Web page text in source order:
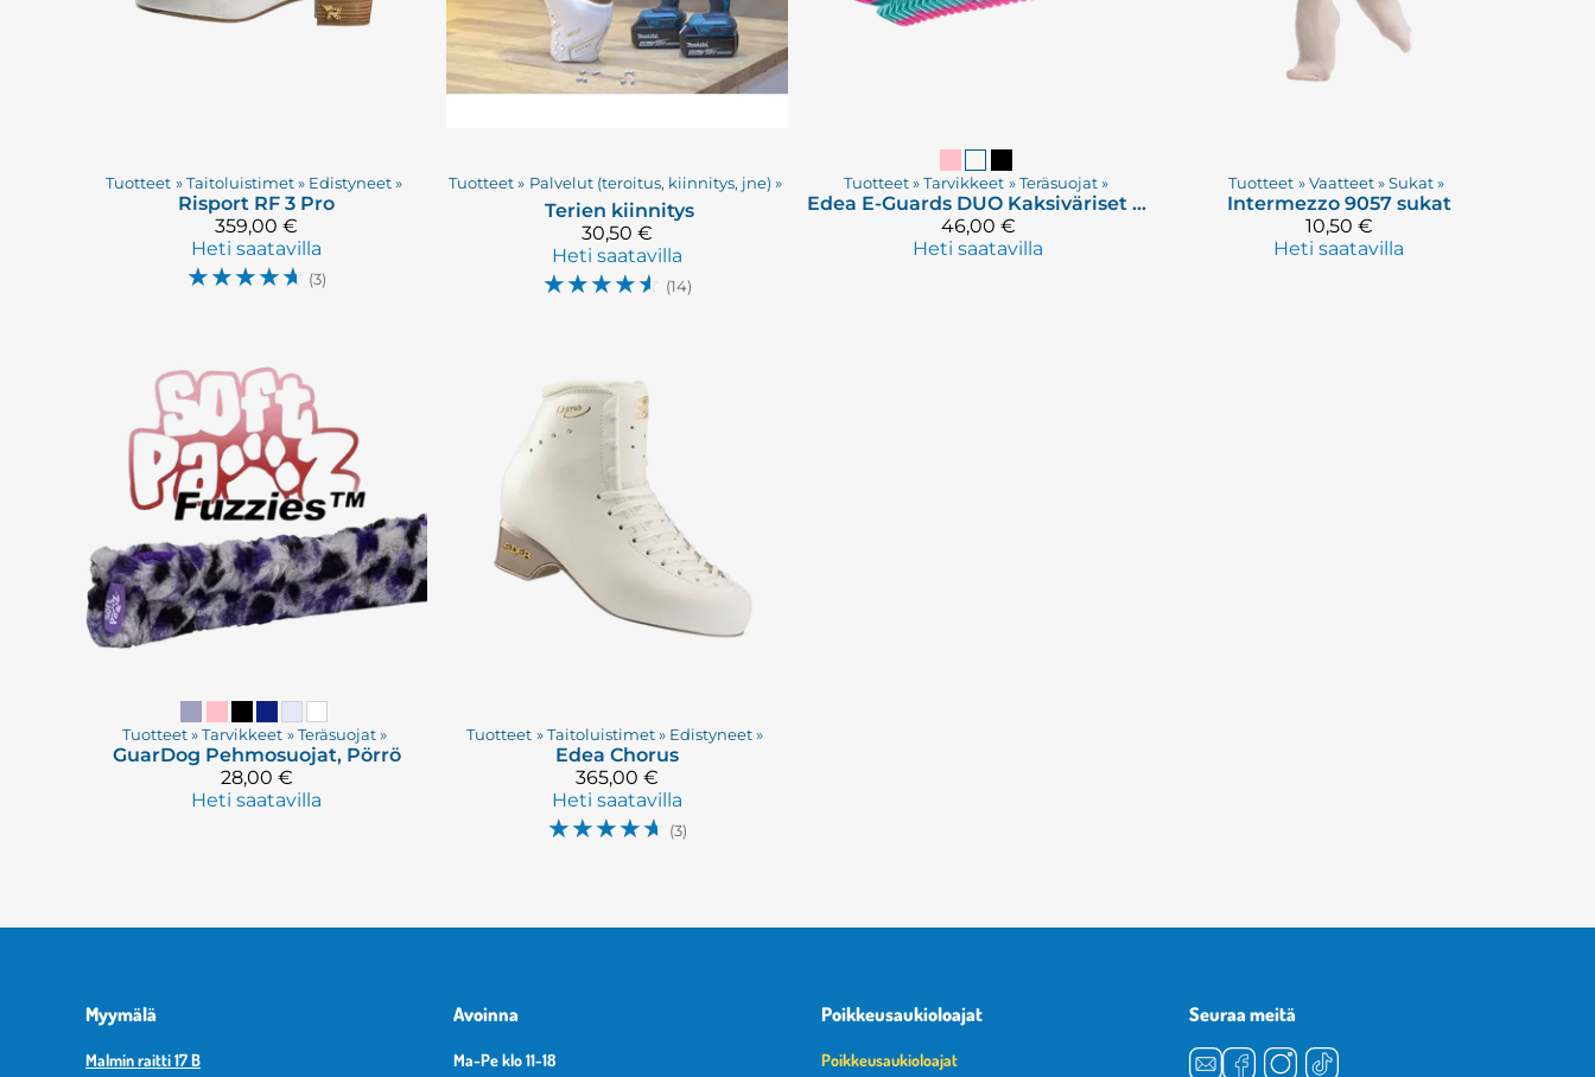
Tuotteet ‪» Taitoluistimet‪» Edistyneet ‪»
Risport RF 3 Pro
359,00 €
Heti saatavilla
☆☆☆☆☆ (3)
Tuotteet ‪» Palvelut (teroitus, kiinnitys, jne) ‪»
Terien kiinnitys
30,50 €
Heti saatavilla
☆☆☆☆☆ (14)
Tuotteet‪» Tarvikkeet ‪» Teräsuojat ‪»
Edea
E-Guards DUO Kaksiväriset Teräsuojat
46,00 €
Heti saatavilla
Tuotteet ‪» Vaatteet‪»Sukat ‪»
Intermezzo 9057 sukat
10,50 €
Heti saatavilla
Tuotteet‪» Tarvikkeet ‪» Teräsuojat ‪»
GuarDog Pehmosuojat, Pörrö
28,00 €
Heti saatavilla
Tuotteet ‪» Taitoluistimet‪» Edistyneet ‪»
Edea Chorus
365,00 €
Heti saatavilla
☆☆☆☆☆ (3)
Myymälä
Malmin raitti 17 B
Avoinna
Ma-Pe klo 11-18
Poikkeusaukioloajat
Poikkeusaukioloajat
Seuraa meitä